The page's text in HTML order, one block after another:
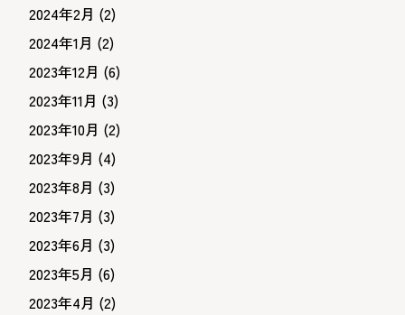
2024年2月 (2)
2024年1月 (2)
2023年12月 (6)
2023年11月 (3)
2023年10月 (2)
2023年9月 (4)
2023年8月 (3)
2023年7月 (3)
2023年6月 (3)
2023年5月 (6)
2023年4月 (2)